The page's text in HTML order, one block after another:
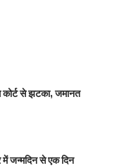
कोर्ट से झटका, जमानत
जन्मदिन से एक दिन